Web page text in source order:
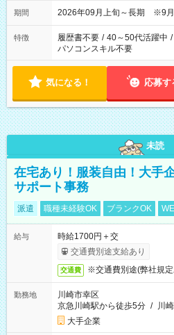
期間 2026年09月上旬～長期 ※9月
特徴 履歴書不要 / 40～50代活躍中 /
パソコンスキル不要
気になる！ 応募す
未読
在宅あり！服装自由！大手
サポート事務
派遣 職種未経験OK ブランクOK
給与
時給1700円＋交
交通費別途支給あり
交通費 ※交通費別途(弊社規
勤務地
川崎市幸区
京急川崎駅から徒歩5分 / 川
大手企業